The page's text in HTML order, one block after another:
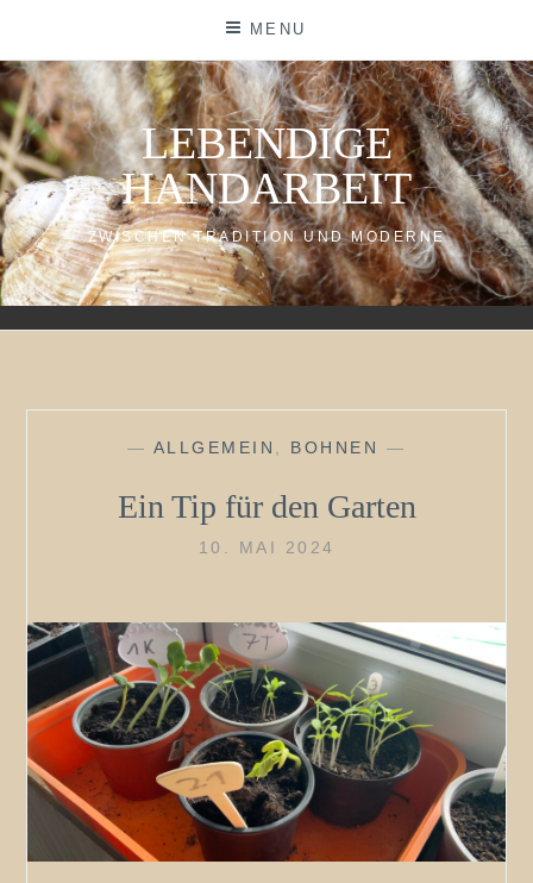
content
MENU
LEBENDIGE
HANDARBEIT
ZWISCHEN TRADITION UND MODERNE
— ALLGEMEIN BOHNEN —
Ein Tip für den Garten
10. MAI 2024